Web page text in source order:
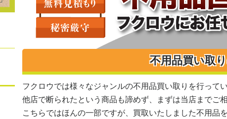
不用品買い取
フクロウでは様々なジャンルの不用品買い取りを行って
他店で断られたという商品も諦めず、まずは当店までご
こちらではほんの一部ですが、買取いたしました不用品